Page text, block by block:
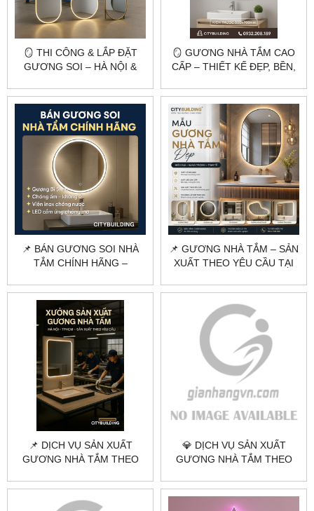
🪞 THI CÔNG & LẮP ĐẶT
GƯƠNG SOI – HÀ NỘI &
🪞 GƯƠNG NHÀ TẮM CAO
CẤP – THIẾT KẾ ĐẸP, BỀN,
🛁
📌 BÁN GƯƠNG SOI NHÀ
TẮM CHÍNH HÃNG –
ẨM, GÓC CẠNH CHUẨN
ĐẸP
📌 GƯƠNG NHÀ TẮM – SẢN
XUẤT THEO YÊU CẦU TẠI
📌 DỊCH VỤ SẢN XUẤT
GƯƠNG NHÀ TẮM THEO
TPHCM
💎 DỊCH VỤ SẢN XUẤT
GƯƠNG NHÀ TẮM THEO
TPHCM | CITYBUILDING –
GIÁ TRỊ VĨNH CỬU